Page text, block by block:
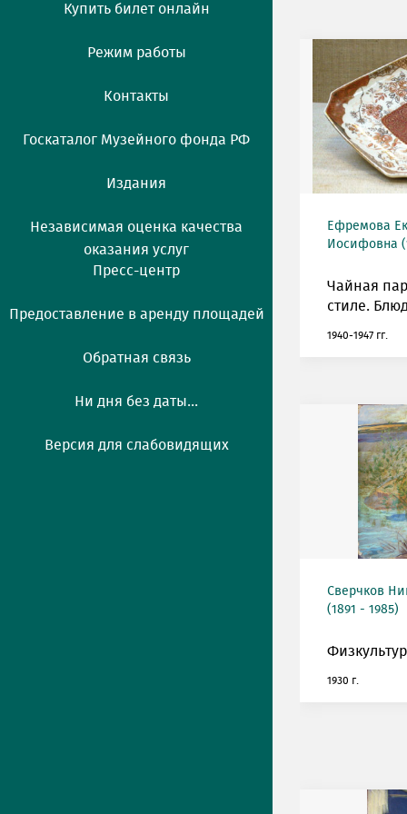
Купить билет онлайн
Режим работы
Контакты
Госкаталог Музейного фонда РФ
Издания
Независимая оценка качества
оказания услуг
Пресс-центр
Предоставление в аренду площадей
Обратная связь
Ни дня без даты...
Версия для слабовидящих
Ефремова
Иосифовна
Чайная
стиле.
1940-1947 гг.
Сверчков
(1891 - 1985)
1930 г.